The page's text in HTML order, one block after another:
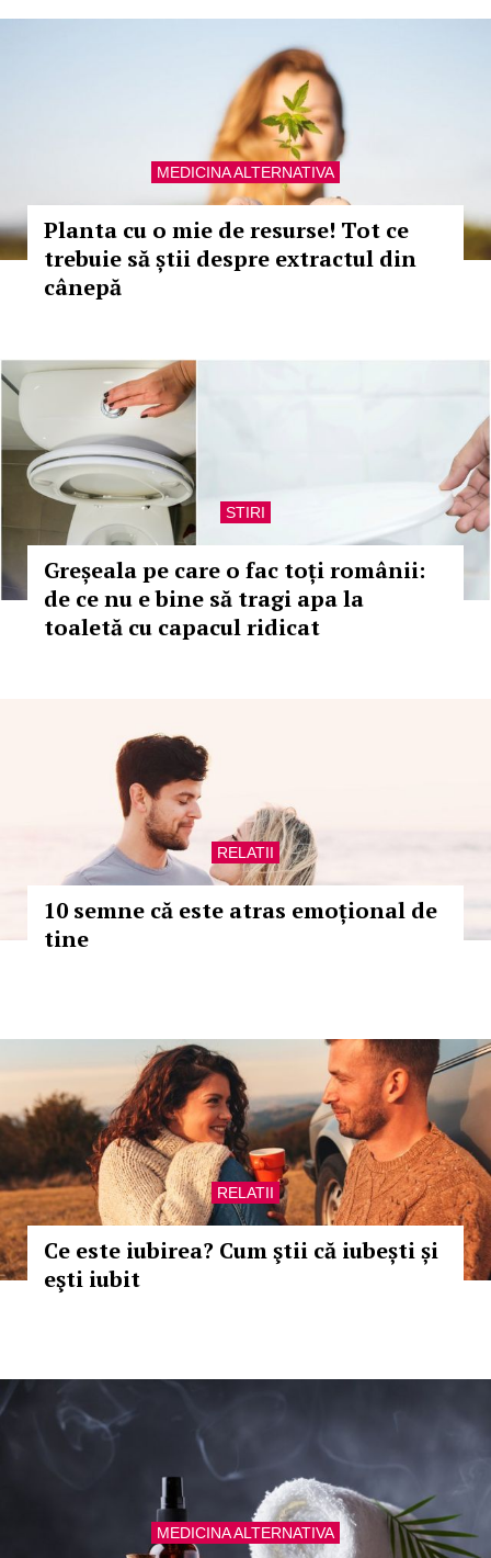
MEDICINA ALTERNATIVA
Planta cu o mie de resurse! Tot ce
trebuie să știi despre extractul din
cânepă
STIRI
Greșeala pe care o fac toți românii:
de ce nu e bine să tragi apa la
toaletă cu capacul ridicat
RELATII
10 semne că este atras emoțional de
tine
RELATII
Ce este iubirea? Cum ştii că iubești și
eşti iubit
MEDICINA ALTERNATIVA